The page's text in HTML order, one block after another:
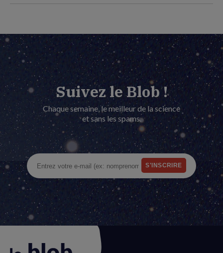
Suivez le Blob !
Chaque semaine, le meilleur de la science
et sans les spams.